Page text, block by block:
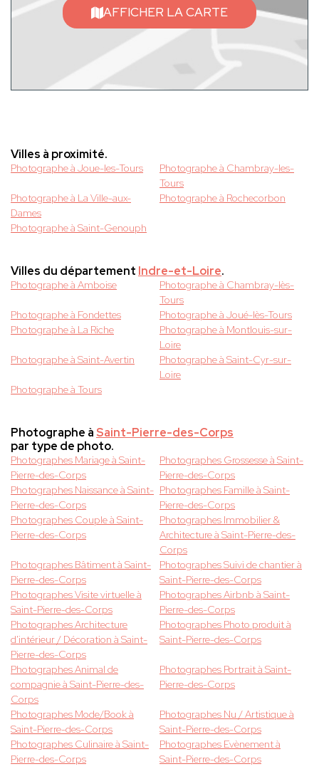
AFFICHER LA CARTE
Villes à proximité.
Photographe à Joue-les-Tours
Photographe à Chambray-les-
Tours
Photographe à La Ville-aux-
Dames
Photographe à Rochecorbon
Photographe à Saint-Genouph
Villes du département Indre-et-Loire.
Photographe à Amboise
Photographe à Chambray-lès-
Tours
Photographe à Fondettes
Photographe à Joué-lès-Tours
Photographe à La Riche
Photographe à Montlouis-sur-
Loire
Photographe à Saint-Avertin
Photographe à Saint-Cyr-sur-
Loire
Photographe à Tours
Photographe à Saint-Pierre-des-Corps
par type de photo.
Photographes Mariage à Saint-
Pierre-des-Corps
Photographes Grossesse à Saint-
Pierre-des-Corps
Photographes Naissance à Saint-
Pierre-des-Corps
Photographes Famille à Saint-
Pierre-des-Corps
Photographes Couple à Saint-
Pierre-des-Corps
Photographes Immobilier &
Architecture à Saint-Pierre-des-
Corps
Photographes Bâtiment à Saint-
Pierre-des-Corps
Photographes Suivi de chantier à
Saint-Pierre-des-Corps
Photographes Visite virtuelle à
Saint-Pierre-des-Corps
Photographes Airbnb à Saint-
Pierre-des-Corps
Photographes Architecture
d'intérieur / Décoration à Saint-
Pierre-des-Corps
Photographes Photo produit à
Saint-Pierre-des-Corps
Photographes Animal de
compagnie à Saint-Pierre-des-
Corps
Photographes Portrait à Saint-
Pierre-des-Corps
Photographes Mode/Book à
Saint-Pierre-des-Corps
Photographes Nu / Artistique à
Saint-Pierre-des-Corps
Photographes Culinaire à Saint-
Pierre-des-Corps
Photographes Evènement à
Saint-Pierre-des-Corps